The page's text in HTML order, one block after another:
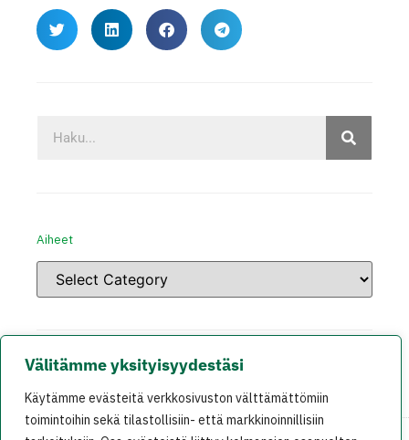
Välitämme yksityisyydestäsi
Käytämme evästeitä verkkosivuston välttämättömiin
toimintoihin sekä tilastollisiin- että markkinoinnillisiin
Aiheet